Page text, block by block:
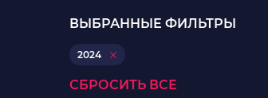
ВЫБРАННЫЕ ФИЛЬТРЫ
2024
СБРОСИТЬ ВСЕ